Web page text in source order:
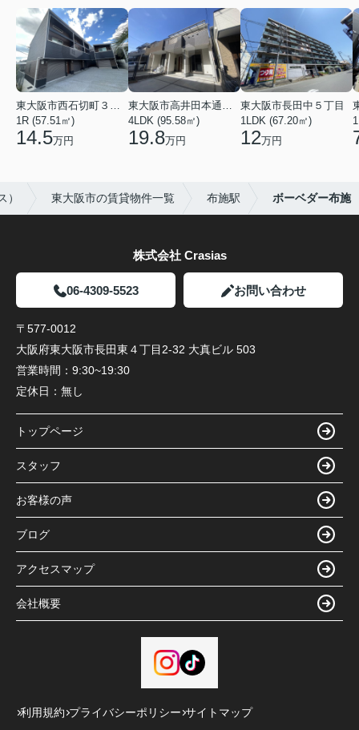
東大阪市西石切町３丁目
1R (57.51㎡)
14.5万円
東大阪市高井田本通２丁目
4LDK (95.58㎡)
19.8万円
東大阪市長田中５丁目
1LDK (67.20㎡)
12万円
東大阪市の賃貸物件一覧 布施駅 ボーベダー布施
株式会社 Crasias
06-4309-5523 お問い合わせ
〒577-0012
大阪府東大阪市長田東４丁目2-32 大真ビル 503
営業時間： 9:30~19:30
定休日： 無し
トップページ
スタッフ
お客様の声
ブログ
アクセスマップ
会社概要
利用規約 プライバシーポリシー サイトマップ